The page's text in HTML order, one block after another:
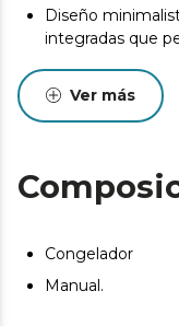
Diseño
integradas que
Control cómodo
clara de todos
Congelación
facilita la
Ver más
Congelador
Manual.